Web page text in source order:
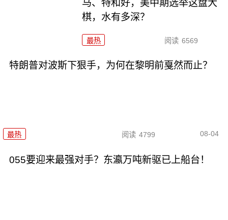
马、特和好，美中期选举这盘大
棋，水有多深？
最热 阅读 6569
特朗普对波斯下狠手，为何在黎明前戛然而止？
最热 阅读 4799 08-04
055要迎来最强对手？东瀛万吨新驱已上船台！